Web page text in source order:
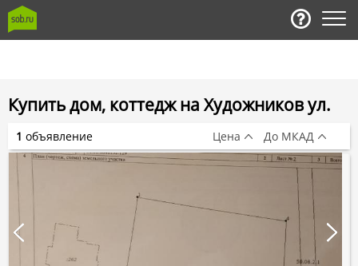
Купить дом, коттедж на Художников ул.
1 объявление Цена До МКАД